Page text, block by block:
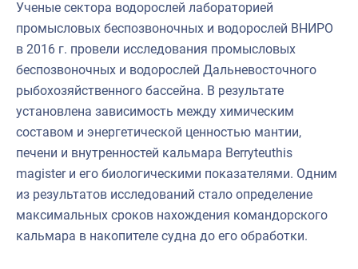
Ученые сектора водорослей лабораторией
промысловых беспозвоночных и водорослей ВНИРО
в 2016 г. провели исследования промысловых
беспозвоночных и водорослей Дальневосточного
рыбохозяйственного бассейна. В результате
установлена зависимость между химическим
составом и энергетической ценностью мантии,
печени и внутренностей кальмара Berryteuthis
magister и его биологическими показателями. Одним
из результатов исследований стало определение
максимальных сроков нахождения командорского
кальмара в накопителе судна до его обработки.